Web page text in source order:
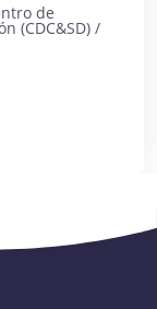
de
(CDC&SD) /